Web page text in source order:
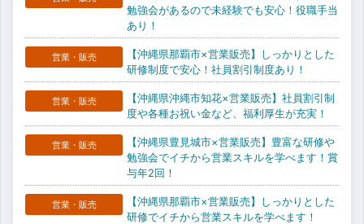
勉強会があるので未経験でも安心！役職手当
あり！
営業・販売
【沖縄県那覇市×営業販売】しっかりとした
研修制度で安心！社員割引制度あり！
営業・販売
【沖縄県沖縄市知花×営業販売】社員割引制
度や各種お祝い金など、福利厚生が充実！
営業・販売
【沖縄県豊見城市×営業販売】豊富な研修や
勉強会でイチから営業スキルを学べます！賞
与年2回！
営業・販売
【沖縄県那覇市×営業販売】しっかりとした
研修でイチから営業スキルを学べます！